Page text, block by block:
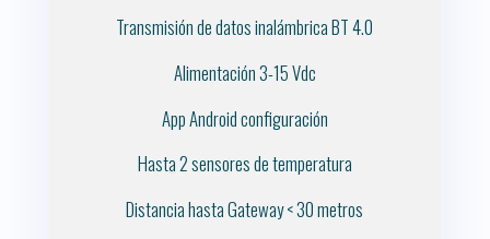
Transmisión de datos inalámbrica BT 4.0
Alimentación 3-15 Vdc
App Android configuración
Hasta 2 sensores de temperatura
Distancia hasta Gateway < 30 metros